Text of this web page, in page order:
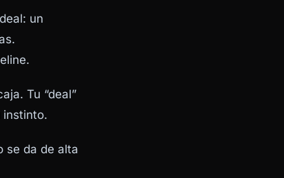
deal: un
Tu “deal”
instinto.
se da de alta